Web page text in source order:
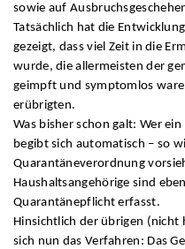
sowie auf
Tatsächlich hat die
gezeigt, dass viel Zeit in die
wurde, die allermeisten der
geimpft und symptomlos
erübrigten.
Was bisher schon galt: Wer
begibt sich automatisch – so
Quarantäneverordnung
Haushaltsangehörige sind
Quarantänepflicht erfasst.
Hinsichtlich der übrigen (nicht
sich nun das Verfahren: Das